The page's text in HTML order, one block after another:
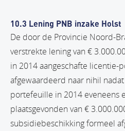
10.3 Lening PNB inzake Holst
De door de Provincie Noord-
verstrekte lening van €
in 2014 aangeschafte licentie-
afgewaardeerd naar nihil
portefeuille in 2014 eveneens
plaatsgevonden van €
subsidiebeschikking formeel